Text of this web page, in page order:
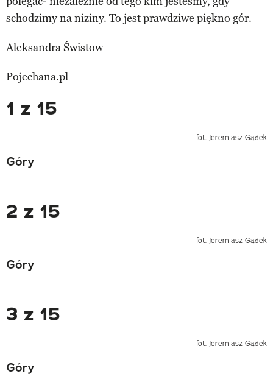
schodzimy na niziny. To jest prawdziwe piękno gór.
Aleksandra Świstow
Pojechana.pl
1 z 15
fot. Jeremiasz Gądek
Góry
2 z 15
fot. Jeremiasz Gądek
Góry
3 z 15
fot. Jeremiasz Gądek
Góry